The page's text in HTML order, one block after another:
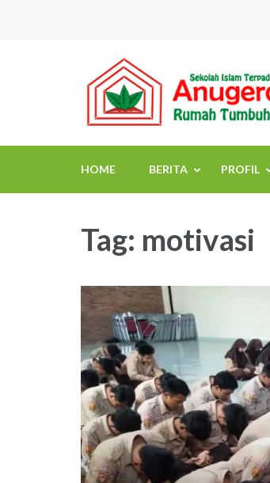
HOME BERITA PROFIL
Tag: motivasi